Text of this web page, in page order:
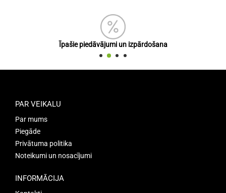
Īpašie piedāvājumi un izpārdošana
PAR VEIKALU
Par mums
Piegāde
Privātuma politika
Noteikumi un nosacījumi
INFORMĀCIJA